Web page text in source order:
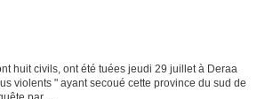
huit civils, ont été tuées jeudi 29 juillet à Deraa
violents " ayant secoué cette province du sud de